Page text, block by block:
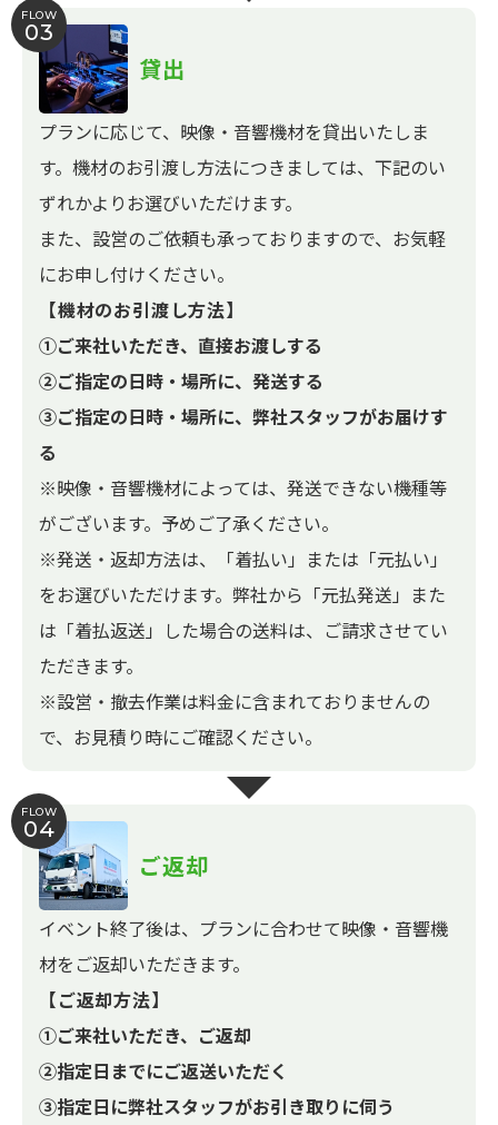
FLOW
03
貸出
プランに応じて、映像・音響機材を貸出いたしま
す。機材のお引渡し方法につきましては、下記のい
ずれかよりお選びいただけます。
また、設営のご依頼も承っておりますので、お気軽
にお申し付けください。
【機材のお引渡し方法】
①ご来社いただき、直接お渡しする
②ご指定の日時・場所に、発送する
③ご指定の日時・場所に、弊社スタッフがお届けす
る
※映像・音響機材によっては、発送できない機種等
がございます。予めご了承ください。
※発送・返却方法は、「着払い」または「元払い」
をお選びいただけます。弊社から「元払発送」また
は「着払返送」した場合の送料は、ご請求させてい
ただきます。
※設営・撤去作業は料金に含まれておりませんの
で、お見積り時にご確認ください。
FLOW
04
ご返却
イベント終了後は、プランに合わせて映像・音響機
材をご返却いただきます。
【ご返却方法】
①ご来社いただき、ご返却
②指定日までにご返送いただく
③指定日に弊社スタッフがお引き取りに伺う